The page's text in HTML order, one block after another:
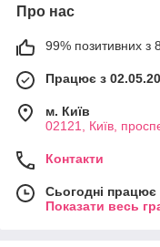
Про нас
99% позитивних з
Працює з
м. Київ
02121, Київ,
Контакти
Сьогодні працює
Показати весь